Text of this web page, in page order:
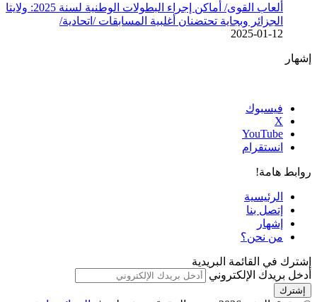
ألعاب القوى/ أماكن إجراء البطولات الوطنية لسنة 2025: ولايتا
الجزائر وبجاية تحتضنان أغلبية المسابقات /اتحادية/
2025-01-12
إشهار
فيسبوك
‫X
‫YouTube
انستقرام
روابط هامة!
الرئيسية
إتصل بنا
إشهار
من نحن؟
إشترك في القائمة البريدية
أدخل بريدك الإلكتروني